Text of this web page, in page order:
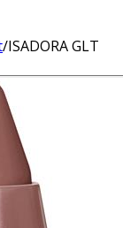
/ISADORA GLT